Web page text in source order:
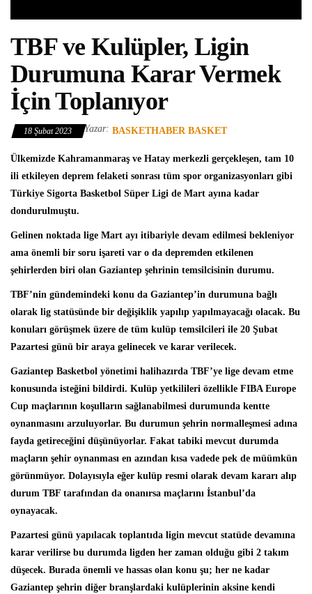
TBF ve Kulüpler, Ligin
Durumuna Karar Vermek
İçin Toplanıyor
18 Şubat 2023 Yazar: BASKETHABER BASKET
Ülkemizde Kahramanmaraş ve Hatay merkezli gerçekleşen, tam 10
ili etkileyen deprem felaketi sonrası tüm spor organizasyonları gibi
Türkiye Sigorta Basketbol Süper Ligi de Mart ayına kadar
dondurulmuştu.
Gelinen noktada lige Mart ayı itibariyle devam edilmesi bekleniyor
ama önemli bir soru işareti var o da depremden etkilenen
şehirlerden biri olan Gaziantep şehrinin temsilcisinin durumu.
TBF’nin gündemindeki konu da Gaziantep’in durumuna bağlı
olarak lig statüsünde bir değişiklik yapılıp yapılmayacağı olacak. Bu
konuları görüşmek üzere de tüm kulüp temsilcileri ile 20 Şubat
Pazartesi günü bir araya gelinecek ve karar verilecek.
Gaziantep Basketbol yönetimi halihazırda TBF’ye lige devam etme
konusunda isteğini bildirdi. Kulüp yetkilileri özellikle FIBA Europe
Cup maçlarının koşulların sağlanabilmesi durumunda kentte
oynanmasını arzuluyorlar. Bu durumun şehrin normalleşmesi adına
fayda getireceğini düşünüyorlar. Fakat tabiki mevcut durumda
maçların şehir oynanması en azından kısa vadede pek de müümkün
görünmüyor. Dolayısıyla eğer kulüp resmi olarak devam kararı alıp
durum TBF tarafından da onanırsa maçlarını İstanbul’da
oynayacak.
Pazartesi günü yapılacak toplantıda ligin mevcut statüde devamına
karar verilirse bu durumda ligden her zaman olduğu gibi 2 takım
düşecek. Burada önemli ve hassas olan konu şu; her ne kadar
Gaziantep şehrin diğer branşlardaki kulüplerinin aksine kendi